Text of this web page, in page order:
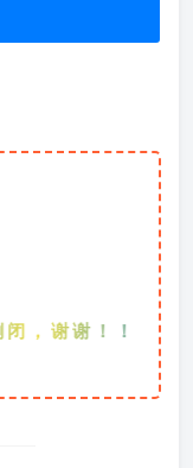
谢！！！